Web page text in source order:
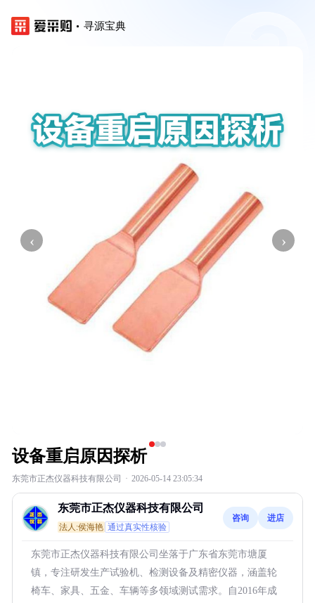
寻源宝典
‹ ›
设备重启原因探析
东莞市正杰仪器科技有限公司 · 2026-05-14 23:05:34
东莞市正杰仪器科技有限公司
法人:侯海艳 通过真实性核验
咨询 进店
东莞市正杰仪器科技有限公司坐落于广东省东莞市塘厦
镇，专注研发生产试验机、检测设备及精密仪器，涵盖轮
椅车、家具、五金、车辆等多领域测试需求。自2016年成